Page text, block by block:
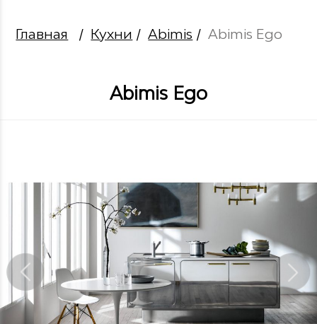
Главная / Кухни /Abimis /Abimis Ego
Abimis Ego